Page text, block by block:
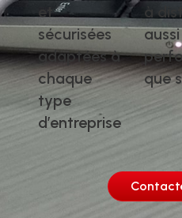
et
sécurisées
adaptées à
chaque
type
d’entreprise
à
aussi
que